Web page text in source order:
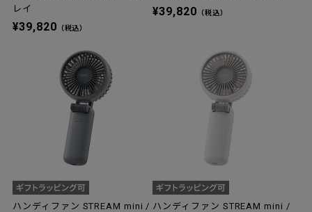
レイ
¥39,820 （税込）
¥39,820 （税込）
ハンディファン STREAM mini / ハンディファン STREAM mini /